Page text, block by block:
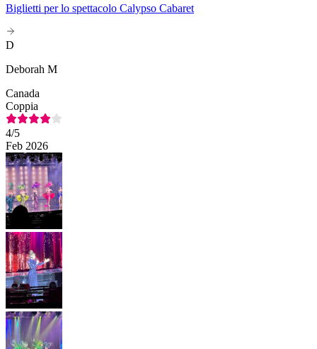
Biglietti per lo spettacolo Calypso Cabaret
D
Deborah M
Canada
Coppia
4/5
Feb 2026